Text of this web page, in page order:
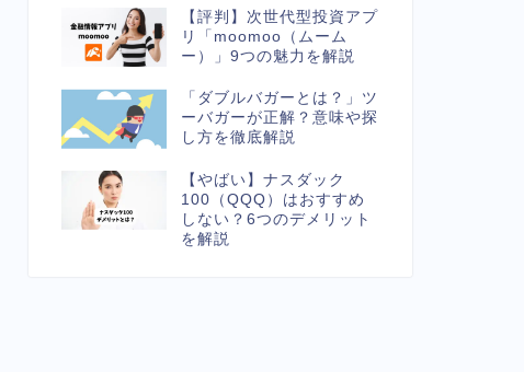
【評判】次世代型投資アプ
リ「moomoo（ムーム
ー）」9つの魅力を解説
「ダブルバガーとは？」ツ
ーバガーが正解？意味や探
し方を徹底解説
【やばい】ナスダック
100（QQQ）はおすすめ
しない？6つのデメリット
を解説